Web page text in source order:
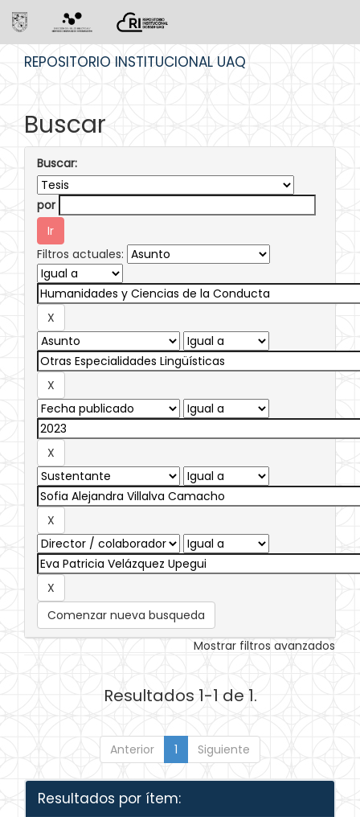
REPOSITORIO INSTITUCIONAL UAQ
Buscar
Buscar:
por
Filtros actuales:
Comenzar nueva busqueda
Mostrar filtros avanzados
Resultados 1-1 de 1.
Anterior 1 Siguiente
Resultados por ítem: